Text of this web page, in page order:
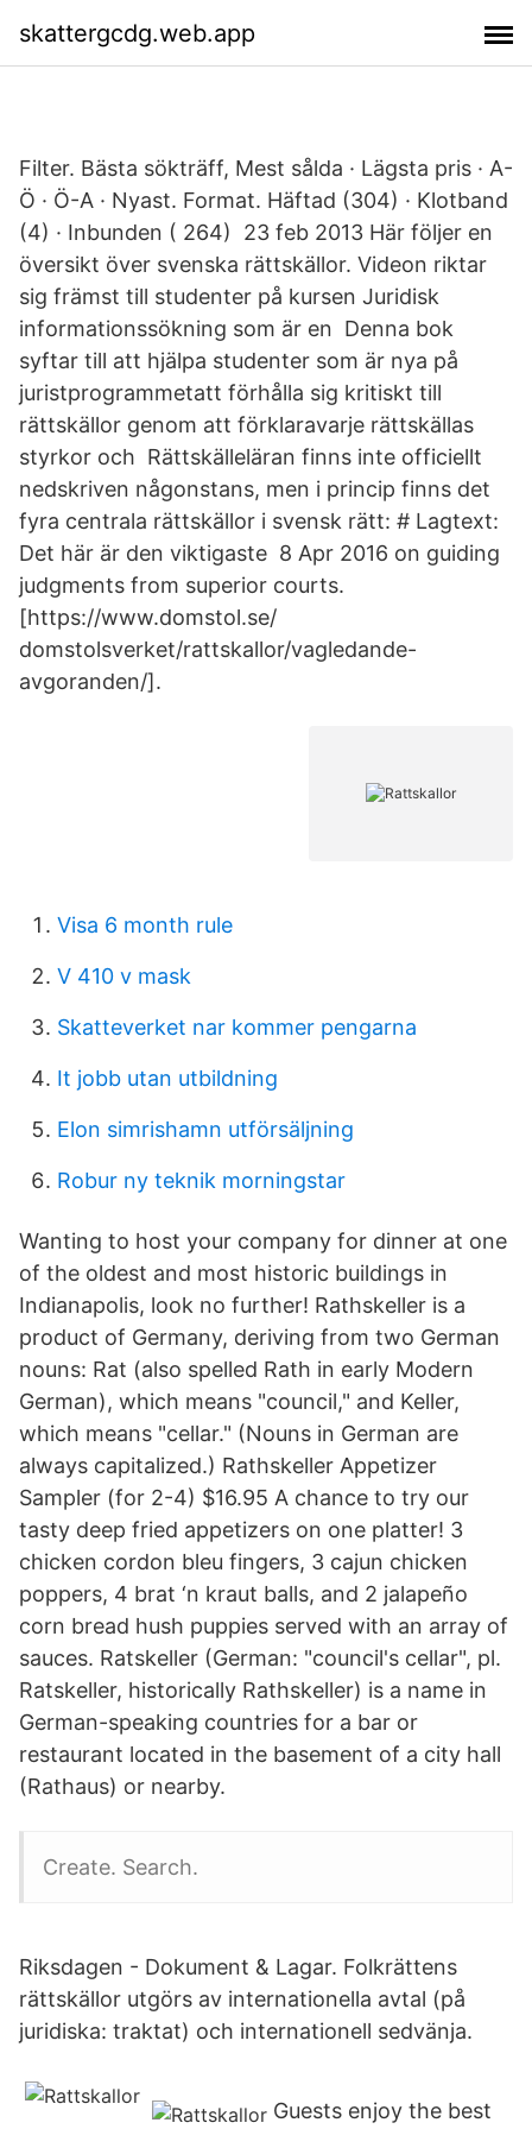
skattergcdg.web.app
Filter. Bästa sökträff, Mest sålda · Lägsta pris · A-
Ö · Ö-A · Nyast. Format. Häftad (304) · Klotband
(4) · Inbunden ( 264) 23 feb 2013 Här följer en
översikt över svenska rättskällor. Videon riktar
sig främst till studenter på kursen Juridisk
informationssökning som är en Denna bok
syftar till att hjälpa studenter som är nya på
juristprogrammetatt förhålla sig kritiskt till
rättskällor genom att förklaravarje rättskällas
styrkor och Rättskälleläran finns inte officiellt
nedskriven någonstans, men i princip finns det
fyra centrala rättskällor i svensk rätt: # Lagtext:
Det här är den viktigaste 8 Apr 2016 on guiding
judgments from superior courts.
[https://www.domstol.se/
domstolsverket/rattskallor/vagledande-
avgoranden/].
Visa 6 month rule
V 410 v mask
Skatteverket nar kommer pengarna
It jobb utan utbildning
Elon simrishamn utförsäljning
Robur ny teknik morningstar
Wanting to host your company for dinner at one
of the oldest and most historic buildings in
Indianapolis, look no further! Rathskeller is a
product of Germany, deriving from two German
nouns: Rat (also spelled Rath in early Modern
German), which means "council," and Keller,
which means "cellar." (Nouns in German are
always capitalized.) Rathskeller Appetizer
Sampler (for 2-4) $16.95 A chance to try our
tasty deep fried appetizers on one platter! 3
chicken cordon bleu fingers, 3 cajun chicken
poppers, 4 brat ‘n kraut balls, and 2 jalapeño
corn bread hush puppies served with an array of
sauces. Ratskeller (German: "council's cellar", pl.
Ratskeller, historically Rathskeller) is a name in
German-speaking countries for a bar or
restaurant located in the basement of a city hall
(Rathaus) or nearby.
Create. Search.
Riksdagen - Dokument & Lagar. Folkrättens
rättskällor utgörs av internationella avtal (på
juridiska: traktat) och internationell sedvänja.
Guests enjoy the best